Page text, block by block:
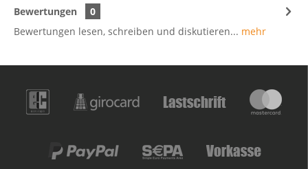
Bewertungen
0
Bewertungen lesen, schreiben und diskutieren... mehr